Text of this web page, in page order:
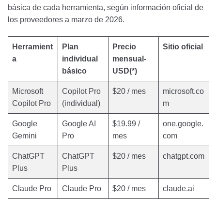
básica de cada herramienta, según información oficial de
los proveedores a marzo de 2026.
Herramient
a
Plan
individual
básico
Precio
mensual-
USD(*)
Sitio oficial
Microsoft
Copilot Pro
Copilot Pro
(individual)
$20 / mes
microsoft.co
m
Google
Gemini
Google AI
Pro
$19.99 /
mes
one.google.
com
ChatGPT
Plus
ChatGPT
Plus
$20 / mes chatgpt.com
Claude Pro Claude Pro $20 / mes claude.ai